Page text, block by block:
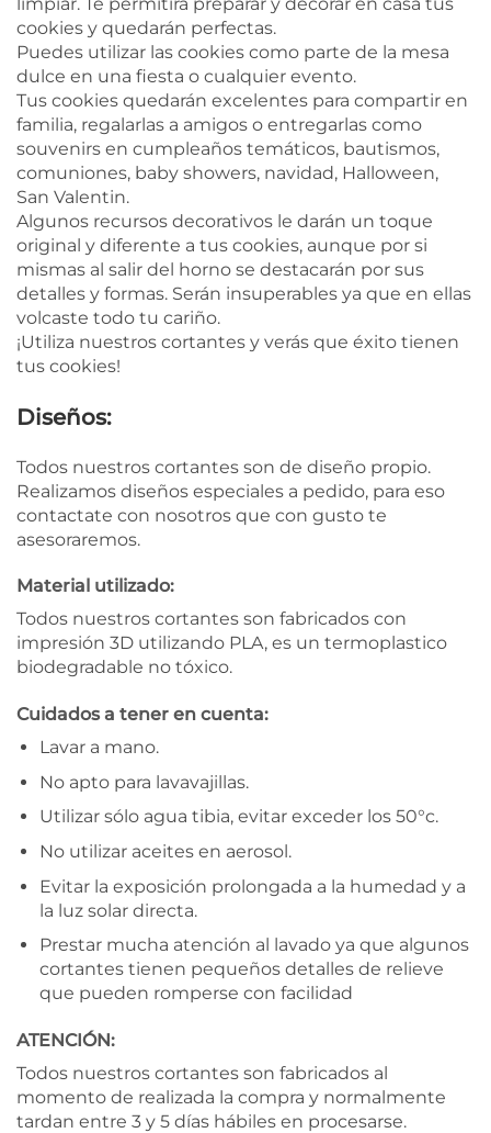
cookies y quedarán perfectas.
Puedes utilizar las cookies como parte de la mesa
dulce en una fiesta o cualquier evento.
Tus cookies quedarán excelentes para compartir en
familia, regalarlas a amigos o entregarlas como
souvenirs en cumpleaños temáticos, bautismos,
comuniones, baby showers, navidad, Halloween,
San Valentin.
Algunos recursos decorativos le darán un toque
original y diferente a tus cookies, aunque por si
mismas al salir del horno se destacarán por sus
detalles y formas. Serán insuperables ya que en ellas
volcaste todo tu cariño.
¡Utiliza nuestros cortantes y verás que éxito tienen
tus cookies!
Diseños:
Todos nuestros cortantes son de diseño propio.
Realizamos diseños especiales a pedido, para eso
contactate con nosotros que con gusto te
asesoraremos.
Material utilizado:
Todos nuestros cortantes son fabricados con
impresión 3D utilizando PLA, es un termoplastico
biodegradable no tóxico.
Cuidados a tener en cuenta:
Lavar a mano.
No apto para lavavajillas.
Utilizar sólo agua tibia, evitar exceder los 50°c.
No utilizar aceites en aerosol.
Evitar la exposición prolongada a la humedad y a
la luz solar directa.
Prestar mucha atención al lavado ya que algunos
cortantes tienen pequeños detalles de relieve
que pueden romperse con facilidad
ATENCIÓN:
Todos nuestros cortantes son fabricados al
momento de realizada la compra y normalmente
tardan entre 3 y 5 días hábiles en procesarse.